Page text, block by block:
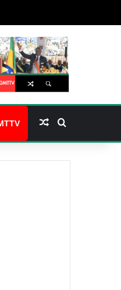
Article Aléatoire